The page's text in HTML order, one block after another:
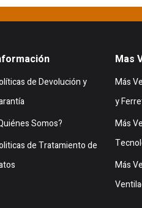
de Devolución y
Somos?
de Tratamiento de
Mas
Más
y
Más
Más